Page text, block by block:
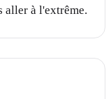
aller à l'extrême.